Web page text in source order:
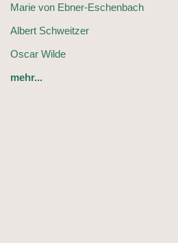
Marie von Ebner-Eschenbach
Albert Schweitzer
Oscar Wilde
mehr...